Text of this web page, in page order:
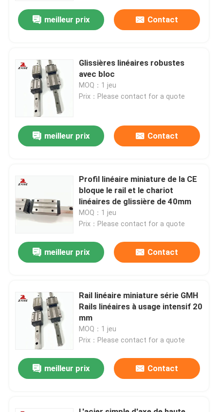
Aperçu
A propos de nous
Visite d'usine
Contrôle de la qualité
nouvelles
Tous les cas
Demande de soumission
meilleur prix Contact
Glissières linéaires robustes
avec bloc
MOQ：1 jeu
Prix：Please contact for a quote
meilleur prix Contact
Profil linéaire miniature de la CE
bloque le rail et le chariot
linéaires de glissière de 40mm
MOQ：1 jeu
Prix：Please contact for a quote
meilleur prix Contact
Rail linéaire miniature série GMH
Rails linéaires à usage intensif 20
mm
MOQ：1 jeu
Prix：Please contact for a quote
meilleur prix Contact